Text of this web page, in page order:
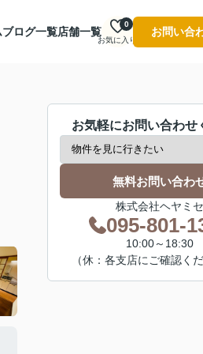
ブログ一覧店舗一覧
お気に入り
0
お問い合
お気軽にお問い合わせ
無料お問い合わ
株式会社ヘヤミセ
095-801-
10:00～18:30
（休：各支店にご確認く